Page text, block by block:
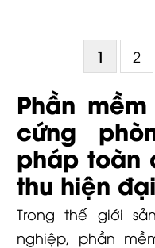
1 2
Phần
cứng
pháp toàn
thu hiện đại
Trong thế giới
nghiệp, phần